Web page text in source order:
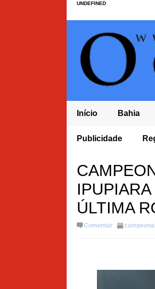
UNDEFINED
Início Bahia
Publicidade
BAHIA FICA EM ÚLTIMO LUGAR NOS ANOS FINAIS
ÚLTIMA
Comentar